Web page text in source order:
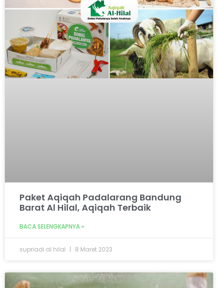
Paket Aqiqah Padalarang Bandung
Barat Al Hilal, Aqiqah Terbaik
BACA SELENGKAPNYA »
supriadi al hilal 8 Maret 2023